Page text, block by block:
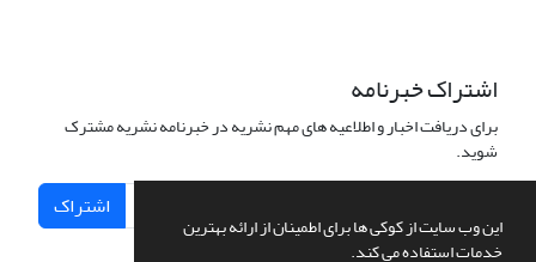
این وب سایت از کوکی ها برای اطمینان از ارائه بهترین
خدمات استفاده می کند.
اشتراک خبرنامه
برای دریافت اخبار و اطلاعیه های مهم نشریه در خبرنامه نشریه مشترک
شوید.
اشتراک